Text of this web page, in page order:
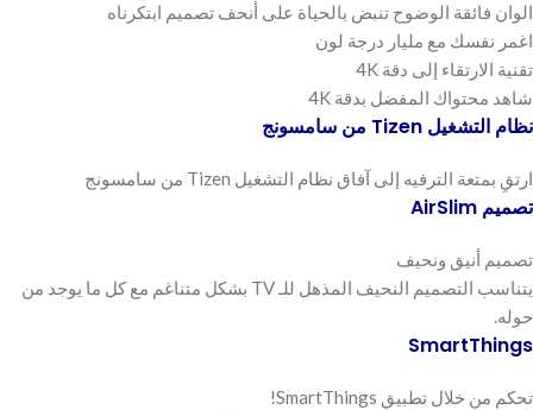
الوان فائقة الوضوح تنبض بالحياة على أنحف تصميم ابتكرناه
اغمر نفسك مع مليار درجة لون
تقنية الارتقاء إلى دقة 4K
شاهد محتواك المفضل بدقة 4K
نظام التشغيل Tizen من سامسونج
ارتقِ بمتعة الترفيه إلى آفاق نظام التشغيل Tizen من سامسونج
تصميم AirSlim
تصميم أنيق ونحيف
يتناسب التصميم النحيف المذهل للـ TV بشكل متناغم مع كل ما يوجد من
حوله.
SmartThings
تحكم من خلال تطبيق SmartThings!